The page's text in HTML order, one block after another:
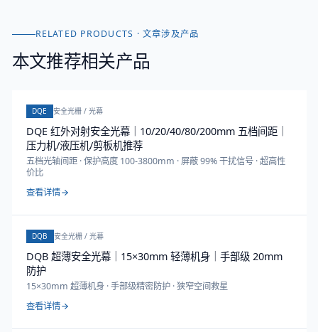
RELATED PRODUCTS · 文章涉及产品
本文推荐相关产品
DQE 安全光栅 / 光幕
DQE 红外对射安全光幕｜10/20/40/80/200mm 五档间距｜
压力机/液压机/剪板机推荐
五档光轴间距 · 保护高度 100-3800mm · 屏蔽 99% 干扰信号 · 超高性
价比
查看详情
DQB 安全光栅 / 光幕
DQB 超薄安全光幕｜15×30mm 轻薄机身｜手部级 20mm
防护
15×30mm 超薄机身 · 手部级精密防护 · 狭窄空间救星
查看详情